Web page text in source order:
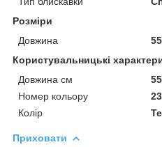
Розміри
Довжина
Користувальницькі
Довжина см
55
Номер кольору
Колір
Приховати